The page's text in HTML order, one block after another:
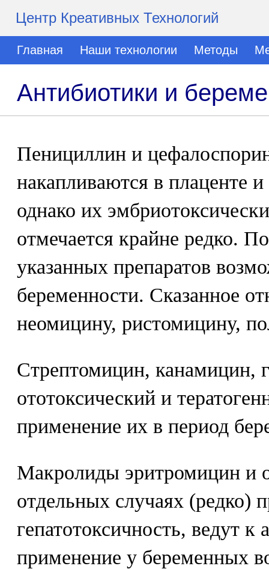
Центр Креативных Технологий
Главная Наши технологии Методы
Антибиотики и
Пенициллин и
накапливаются в плаценте
однако их
отмечается крайне редко.
указанных препаратов
беременности. Сказанное
неомицину, ристомицину,
Стрептомицин, канамицин,
ототоксический и
применение их в период
Макролиды эритромицин и
отдельных случаях (редко)
гепатотоксичность, ведут к
применение у беременных